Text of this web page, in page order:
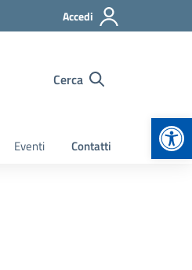
Accedi
Cerca
Eventi Contatti